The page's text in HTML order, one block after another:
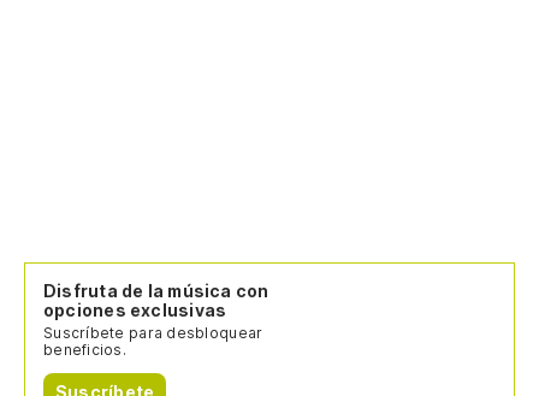
Disfruta de la música con
opciones exclusivas
Suscríbete para desbloquear
beneficios.